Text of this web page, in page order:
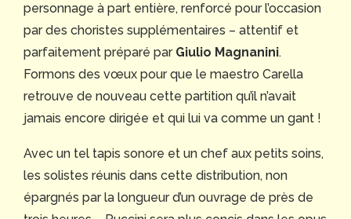
personnage à part entière, renforcé pour l’occasion
par des choristes supplémentaires – attentif et
parfaitement préparé par Giulio Magnanini.
Formons des vœux pour que le maestro Carella
retrouve de nouveau cette partition qu’il n’avait
jamais encore dirigée et qui lui va comme un gant !
Avec un tel tapis sonore et un chef aux petits soins,
les solistes réunis dans cette distribution, non
épargnés par la longueur d’un ouvrage de près de